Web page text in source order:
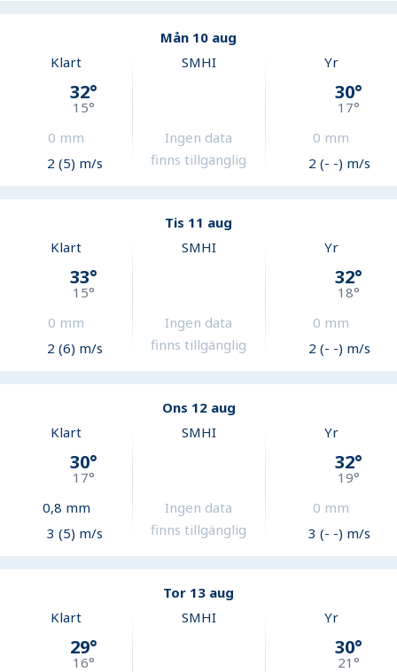
Mån 10 aug
Klart
32°
15°
0 mm
2 (5) m/s
SMHI
Ingen data
finns tillgänglig
Yr
30°
17°
0 mm
2 (- -) m/s
Tis 11 aug
Klart
33°
15°
0 mm
2 (6) m/s
SMHI
Ingen data
finns tillgänglig
Yr
32°
18°
0 mm
2 (- -) m/s
Ons 12 aug
Klart
30°
17°
0,8 mm
3 (5) m/s
SMHI
Ingen data
finns tillgänglig
Yr
32°
19°
0 mm
3 (- -) m/s
Tor 13 aug
Klart
29°
16°
SMHI Yr
30°
21°